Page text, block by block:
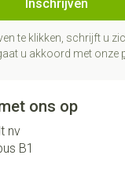
Inschrijven
te klikken, schrijft u
u akkoord met onze
ons op
nv
B1